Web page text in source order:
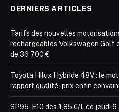
DERNIERS ARTICLES
Tarifs des nouvelles
rechargeables Volkswagen Golf
de 36 700 €
Toyota Hilux Hybride 48V : le
rapport qualité-prix enfin
SP95-E10 dès 1,85 €/L ce jeudi